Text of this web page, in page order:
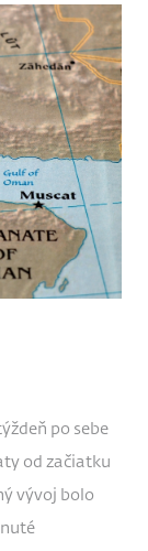
po sebe
od začiatku
vývoj bolo